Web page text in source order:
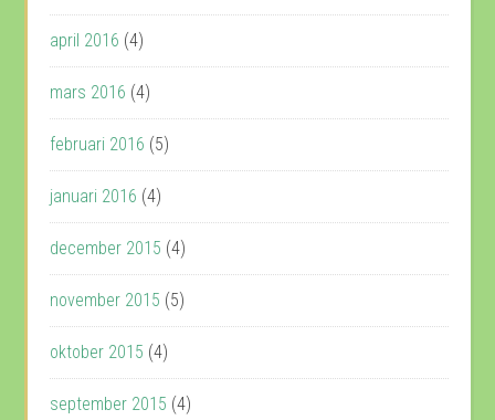
april 2016 (4)
mars 2016 (4)
februari 2016 (5)
januari 2016 (4)
december 2015 (4)
november 2015 (5)
oktober 2015 (4)
september 2015 (4)